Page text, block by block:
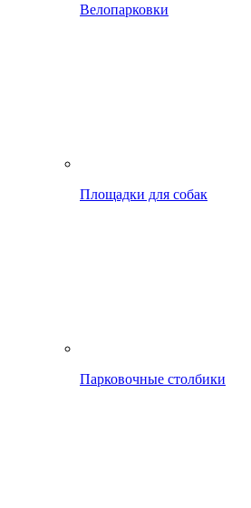
Велопарковки
Площадки для собак
Парковочные столбики